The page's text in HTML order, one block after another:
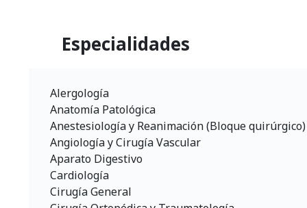
Especialidades
Alergología
Anatomía Patológica
Anestesiología y Reanimación (Bloque quirúrgico)
Angiología y Cirugía Vascular
Aparato Digestivo
Cardiología
Cirugía General